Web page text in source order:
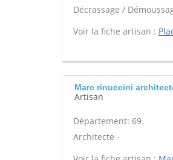
Décrassage /
Voir la fiche artisan :
Marc rinuccini
Artisan
Département: 69
Architecte -